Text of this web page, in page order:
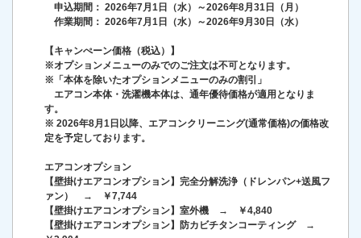
申込期間： 2026年7月1日（水）～2026年8月31日（月）
作業期間： 2026年7月1日（水）～2026年9月30日（水）
【キャンぺーン価格（税込）】
※オプションメニューのみでのご注文は不可となります。
※「本体を除いたオプションメニューのみの割引」
エアコン本体・洗濯機本体は、通年優待価格が適用となりま
す。
※ 2026年8月1日以降、エアコンクリーニング(通常価格)の価格改
定を予定しております。
エアコンオプション
【壁掛けエアコンオプション】完全分解洗浄（ドレンパン+送風フ
ァン） → ￥7,744
【壁掛けエアコンオプション】室外機 → ￥4,840
【壁掛けエアコンオプション】防カビチタンコーティング →